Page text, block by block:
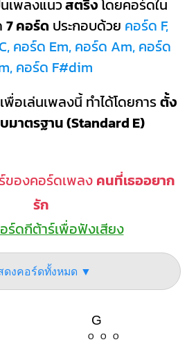
เพลงแนวสตริงโดยคอร์ดใน
7 คอร์ด ประกอบด้วย คอร์ด F,
คอร์ด Em, คอร์ด Am, คอร์ด
คอร์ด F#dim
อเล่นเพลงนี้ ทำได้โดยการตั้ง
มาตรฐาน (Standard E)
ของคอร์ดเพลง คนที่เธออยาก
รัก
ร์ดกีต้าร์เพื่อฟังเสียง
ดงคอร์ดทั้งหมด ▼
G
O O O